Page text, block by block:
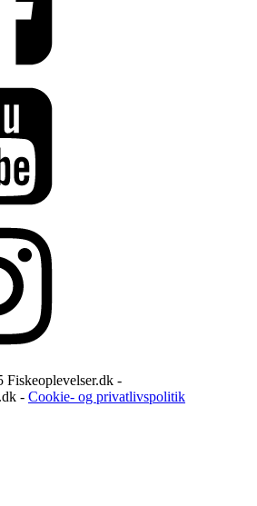
-
- Cookie- og privatlivspolitik